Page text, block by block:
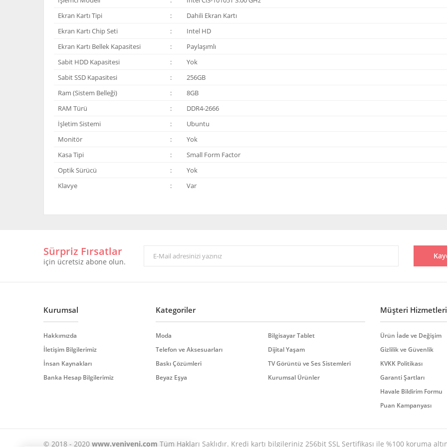
Ekran Kartı Tipi
:
Dahili Ekran Kartı
Ekran Kartı Chip Seti
:
Intel HD
Ekran Kartı Bellek Kapasitesi
:
Paylaşımlı
Sabit HDD Kapasitesi
:
Yok
Sabit SSD Kapasitesi
:
256GB
Ram (Sistem Belleği)
:
8GB
RAM Türü
:
DDR4-2666
İşletim Sistemi
:
Ubuntu
Monitör
:
Yok
Kasa Tipi
:
Small Form Factor
Optik Sürücü
:
Yok
Klavye
: Var
Ürün resmi kalitesiz, bozuk veya görüntülenemiyor.
Ürün açıklamasında eksik bilgiler bulunuyor.
Gönder
Sürpriz Fırsatlar
için ücretsiz abone olun.
Kurumsal
Hakkımızda
İletişim Bilgilerimiz
İnsan Kaynakları
Banka Hesap Bilgilerimiz
Kategoriler
Moda
Telefon ve Aksesuarları
Baskı Çözümleri
Beyaz Eşya
Bilgisayar Tablet
Dijital Yaşam
TV Görüntü ve Ses Sistemleri
Kurumsal Ürünler
Müşteri Hizmetleri
Ürün İade ve Değişim
Gizlilik ve Güvenlik
KVKK Politikası
Garanti Şartları
Havale Bildirim Formu
Puan Kampanyası
© 2018 - 2020 www.yeniyeni.com Tüm Hakları Saklıdır. Kredi kartı bilgileriniz 256bit SSL Sertifikası ile %100 koruma